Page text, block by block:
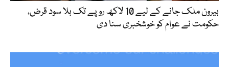
بیرون ملک جانے کے لیے 10 لاکھ روپے تک بلا سود قرض،
حکومت نے عوام کو خوشخبری سنا دی